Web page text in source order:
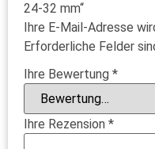
24-32 mm“
Ihre E-Mail-Adresse
Erforderliche Felder
Ihre Bewertung *
Ihre Rezension *